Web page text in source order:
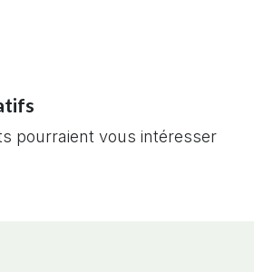
pourraient vous intéresser